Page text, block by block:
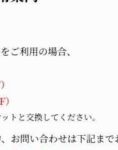
ご利用の場合、
トと交換してください。
お問い合わせは下記まで